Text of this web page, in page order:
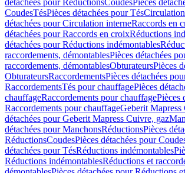
détachées pour RéductionsCoudesPièces
CoudesTésPièces détachées pour Tés
détachées pour Circulation interneRaccords en
détachées pour Raccords en croixRéductions
détachées pour Réductions indémontables
raccordements, démontablesPièces détachées
raccordements, démontablesObturateursPièces
ObturateursRaccordementsPièces détachées
RaccordementsTés pour chauffagePièces
chauffageRaccordements pour chauffagePièces
Raccordements pour chauffageGeberit Mapress
détachées pour Geberit Mapress Cuivre, gaz
détachées pour ManchonsRéductionsPièces
RéductionsCoudesPièces détachées pour
détachées pour TésRéductions indémontables
Réductions indémontablesRéductions et